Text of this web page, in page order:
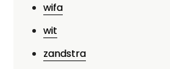
wifa
wit
zandstra